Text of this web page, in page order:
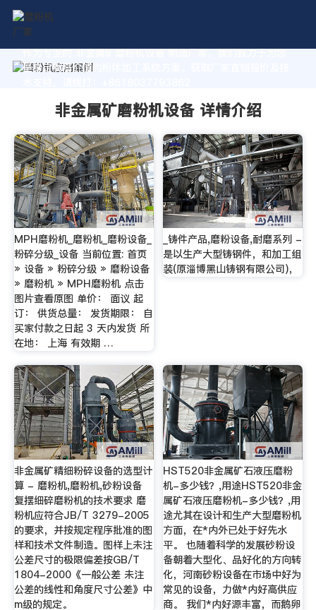
作为专业的 非金属矿磨粉机设备 制造厂家，我们致力于为您
量身定制高价值的粉体加工系统方案。获取厂家直销报价及技
非金属矿磨粉机设备 详情介绍
MPH磨粉机_磨粉机_磨粉设备_
粉碎分级_设备 当前位置: 首页
» 设备 » 粉碎分级 » 磨粉设备
» 磨粉机 » MPH磨粉机 点击
图片查看原图 单价： 面议 起
订： 供货总量： 发货期限： 自
买家付款之日起 3 天内发货 所
在地： 上海 有效期 …
_铸件产品,磨粉设备,耐磨系列 -
是以生产大型铸钢件，和加工组
装(原淄博黑山铸钢有限公司)，
非金属矿精细粉碎设备的选型计
算 - 磨粉机,磨粉机,砂粉设备
复摆细碎磨粉机的技术要求 磨
粉机应符合JB/T 3279-2005
的要求，并按规定程序批准的图
样和技术文件制造。图样上未注
公差尺寸的极限偏差按GB/T
1804-2000《一般公差 未注
公差的线性和角度尺寸公差》中
m级的规定。
HST520非金属矿石液压磨粉
机-多少钱？,用途HST520非金
属矿石液压磨粉机-多少钱？,用
途尤其在设计和生产大型磨粉机
方面，在*内外已处于好先水
平。 也随着科学的发展砂粉设
备朝着大型化、品好化的方向转
化，河南砂粉设备在市场中好为
常见的设备，力做*内好高供应
商。 我们*内好源丰富，而鹅卵